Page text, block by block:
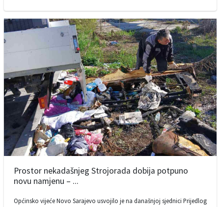
Prostor nekadašnjeg Strojorada dobija potpuno
novu namjenu – ...
Općinsko vijeće Novo Sarajevo usvojilo je na današnjoj sjednici Prijedlog